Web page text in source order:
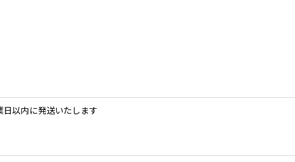
以内に発送いたします